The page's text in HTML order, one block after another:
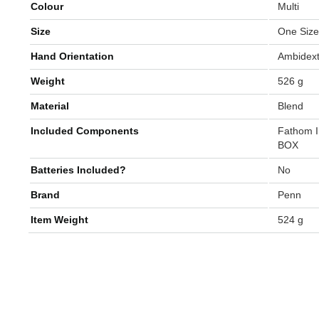
Colour ‎Multi
Size ‎One Size
Hand Orientation
Weight ‎526 g
Material ‎Blend
Included Components
‎Fathom
BOX
Batteries Included? ‎No
Brand ‎Penn
Item Weight ‎524 g